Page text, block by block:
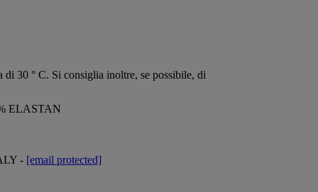
30 ° C. Si consiglia inoltre, se possibile, di
ELASTAN
- [email protected]